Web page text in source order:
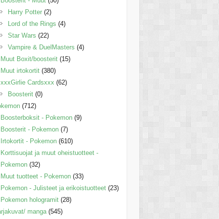
Harry Potter (2)
Lord of the Rings (4)
Star Wars (22)
Vampire & DuelMasters (4)
Muut Boxit/boosterit (15)
Muut irtokortit (380)
xxxGirlie Cardsxxx (62)
Boosterit (0)
(712)
Boosterboksit - Pokemon (9)
Boosterit - Pokemon (7)
Irtokortit - Pokemon (610)
Korttisuojat ja muut oheistuotteet -
Pokemon (32)
Muut tuotteet - Pokemon (33)
Pokemon - Julisteet ja erikoistuotteet (23)
Pokemon hologramit (28)
manga (545)